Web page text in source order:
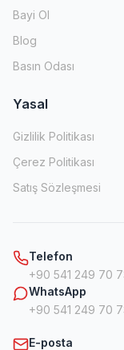
Bayi Ol
Blog
Basın Odası
Yasal
Gizlilik Politikası
Çerez Politikası
Satış Sözleşmesi
Telefon
+90 541 249 70
WhatsApp
+90 541 249 70
E-posta